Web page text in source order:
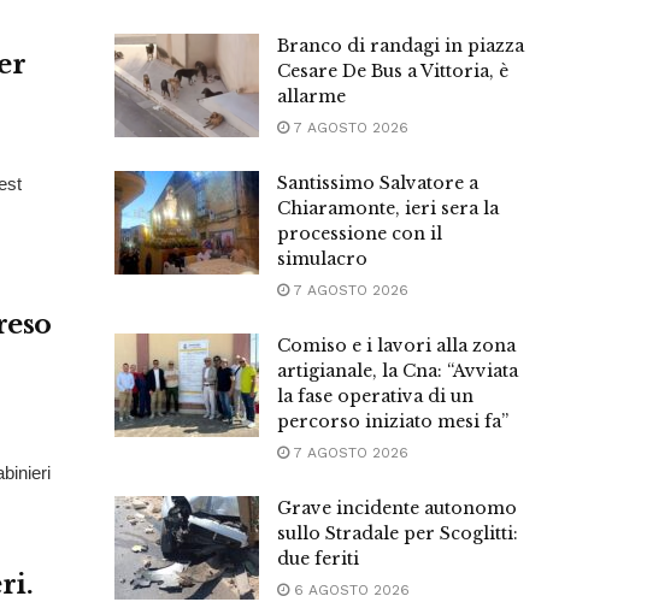
Branco di randagi in piazza
Cesare De Bus a Vittoria, è
allarme
7 AGOSTO 2026
Santissimo Salvatore a
Chiaramonte, ieri sera la
processione con il
simulacro
7 AGOSTO 2026
Comiso e i lavori alla zona
artigianale, la Cna: “Avviata
la fase operativa di un
percorso iniziato mesi fa”
7 AGOSTO 2026
Grave incidente autonomo
sullo Stradale per Scoglitti:
due feriti
6 AGOSTO 2026